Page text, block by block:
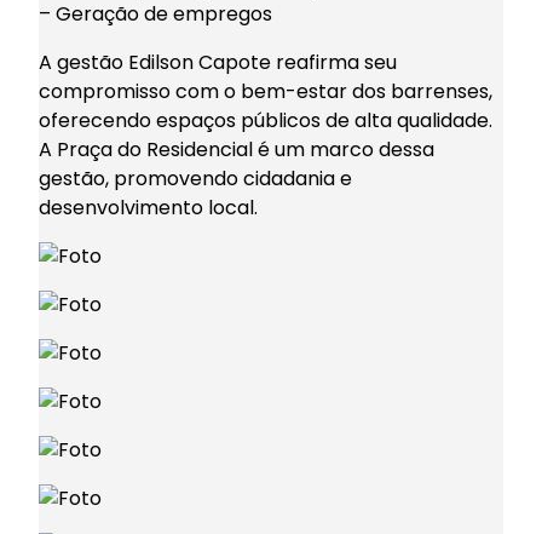
– Geração de empregos
A gestão Edilson Capote reafirma seu
compromisso com o bem-estar dos barrenses,
oferecendo espaços públicos de alta qualidade.
A Praça do Residencial é um marco dessa
gestão, promovendo cidadania e
desenvolvimento local.